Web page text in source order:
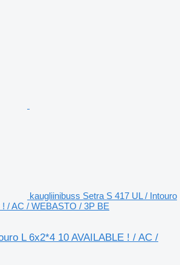
kaugliinibuss Setra S 417 UL / Intouro
/ AC / WEBASTO / 3P BE
L 6x2*4 10 AVAILABLE ! / AC /